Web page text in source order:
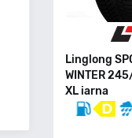
Linglong
WINTER
XL iarna